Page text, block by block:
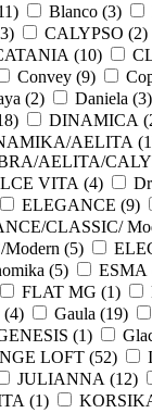
) Blanco (3)
3) CALYPSO (2)
(10)
Convey (9)
(2) Daniela (3)
) DINAMICA (
AELITA (1
AELITA/
VITA (4)
ELEGANCE (9)
CLASSIC/
(5)
(5) ESMA
FLAT MG (1)
(4) Gaula (19)
(1)
LOFT (52)
JULIANNA (12)
(1)